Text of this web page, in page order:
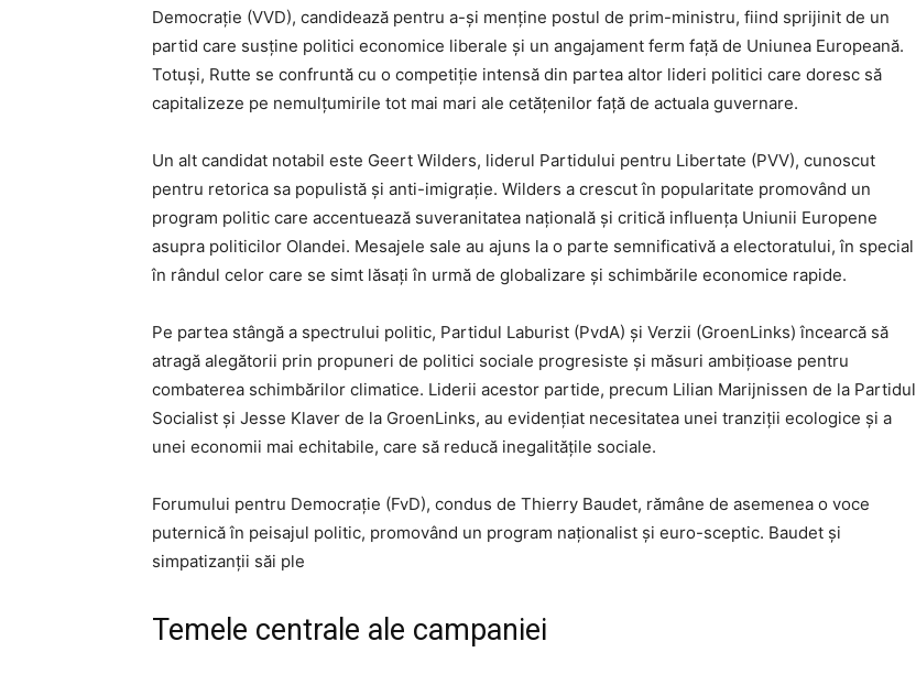
Democrație (VVD), candidează pentru a-și menține postul de prim-ministru, fiind sprijinit de un
partid care susține politici economice liberale și un angajament ferm față de Uniunea Europeană.
Totuși, Rutte se confruntă cu o competiție intensă din partea altor lideri politici care doresc să
capitalizeze pe nemulțumirile tot mai mari ale cetățenilor față de actuala guvernare.
Un alt candidat notabil este Geert Wilders, liderul Partidului pentru Libertate (PVV), cunoscut
pentru retorica sa populistă și anti-imigrație. Wilders a crescut în popularitate promovând un
program politic care accentuează suveranitatea națională și critică influența Uniunii Europene
asupra politicilor Olandei. Mesajele sale au ajuns la o parte semnificativă a electoratului, în special
în rândul celor care se simt lăsați în urmă de globalizare și schimbările economice rapide.
Pe partea stângă a spectrului politic, Partidul Laburist (PvdA) și Verzii (GroenLinks) încearcă să
atragă alegătorii prin propuneri de politici sociale progresiste și măsuri ambițioase pentru
combaterea schimbărilor climatice. Liderii acestor partide, precum Lilian Marijnissen de la Partidul
Socialist și Jesse Klaver de la GroenLinks, au evidențiat necesitatea unei tranziții ecologice și a
unei economii mai echitabile, care să reducă inegalitățile sociale.
Forumului pentru Democrație (FvD), condus de Thierry Baudet, rămâne de asemenea o voce
puternică în peisajul politic, promovând un program naționalist și euro-sceptic. Baudet și
simpatizanții săi ple
Temele centrale ale campaniei